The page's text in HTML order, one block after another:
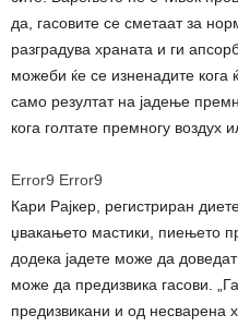
да, гасовите се сметаат за
разградува храната и ги
можеби ќе се изненадите кога
само резултат на јадење
кога голтате премногу воздух
Error9 Error9
Кари Рајкер, регистриран
џвакањето мастики, пиењето
додека јадете може да
може да предизвика гасови.
предизвикани и од несварена